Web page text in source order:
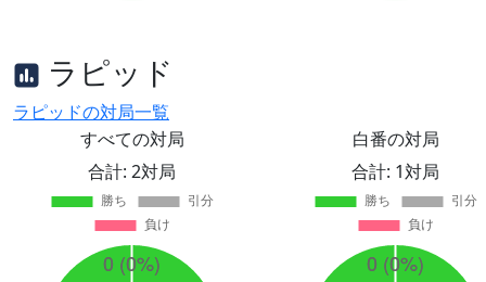
ラピッド
ラピッドの対局一覧
すべての対局
合計: 2対局
白番の対局
合計: 1対局